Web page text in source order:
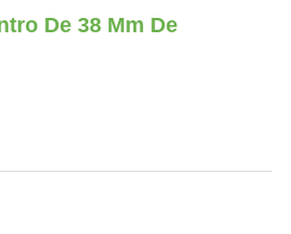
De 38 Mm De